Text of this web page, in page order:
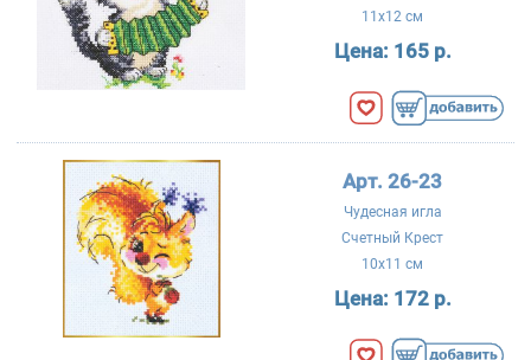
11x12 см
Цена: 165 р.
Арт. 26-23
Чудесная игла
Счетный Крест
10x11 см
Цена: 172 р.